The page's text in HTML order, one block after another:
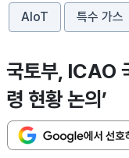
AIoT 특수 가스
국토부, ICAO
령 현황 논의’